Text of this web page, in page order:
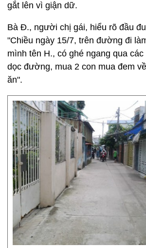
gắt lên vì giận dữ.
Bà Đ., người chị gái, hiểu rõ đầu
"Chiều ngày 15/7, trên đường đi
mình tên H., có ghé ngang qua
dọc đường, mua 2 con mua đem
ăn".